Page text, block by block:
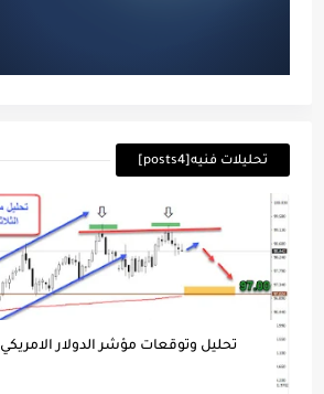
تحليلات فنيه[posts4]
تحليل وتوقعات مؤشر الدولار الامريكي 8 اكتوبر 2019